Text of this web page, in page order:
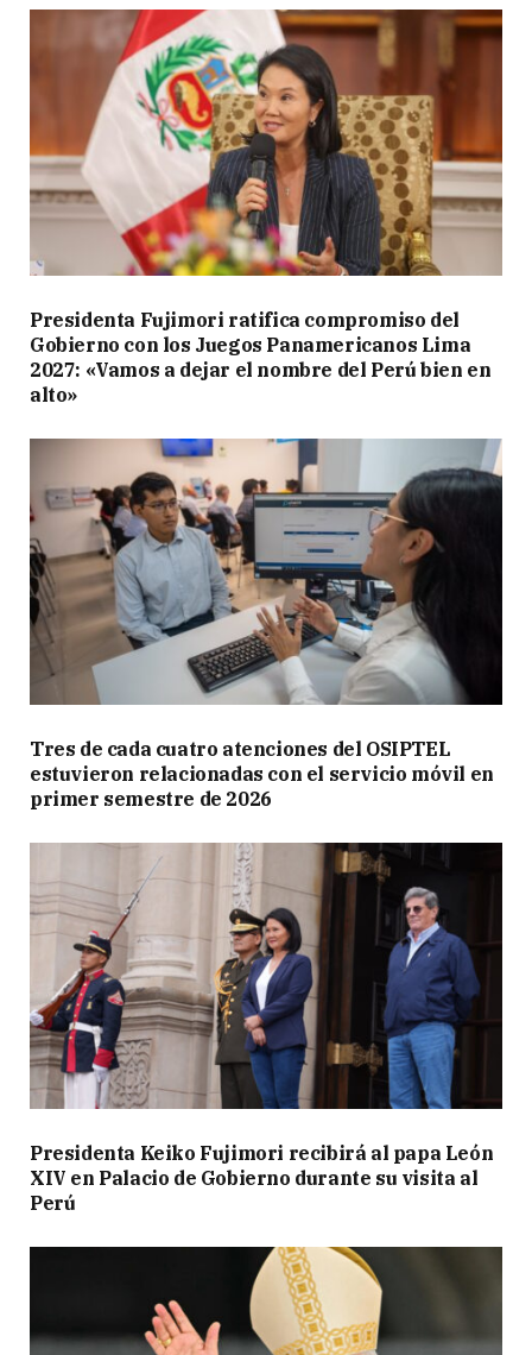
Presidenta Fujimori ratifica compromiso del
Gobierno con los Juegos Panamericanos Lima
2027: «Vamos a dejar el nombre del Perú bien en
alto»
Tres de cada cuatro atenciones del OSIPTEL
estuvieron relacionadas con el servicio móvil en
primer semestre de 2026
Presidenta Keiko Fujimori recibirá al papa León
XIV en Palacio de Gobierno durante su visita al
Perú